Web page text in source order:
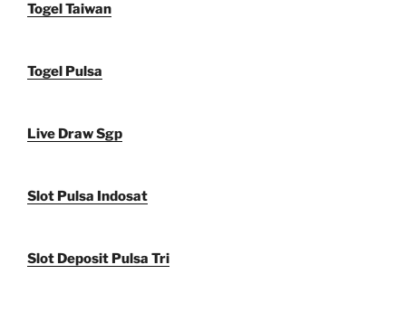
Togel Taiwan
Togel Pulsa
Live Draw Sgp
Slot Pulsa Indosat
Slot Deposit Pulsa Tri